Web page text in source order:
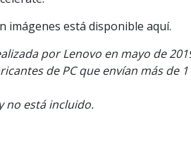
imágenes está disponible aquí.
por Lenovo en mayo de
de PC que envían más de
no está incluido.